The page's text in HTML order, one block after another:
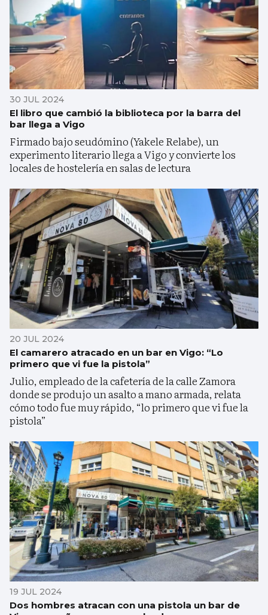
30 JUL 2024
El libro que cambió la biblioteca por la barra del
bar llega a Vigo
Firmado bajo seudómino (Yakele Relabe), un
experimento literario llega a Vigo y convierte los
locales de hostelería en salas de lectura
20 JUL 2024
El camarero atracado en un bar en Vigo: “Lo
primero que vi fue la pistola”
Julio, empleado de la cafetería de la calle Zamora
donde se produjo un asalto a mano armada, relata
cómo todo fue muy rápido, “lo primero que vi fue la
pistola”
19 JUL 2024
Dos hombres atracan con una pistola un bar de